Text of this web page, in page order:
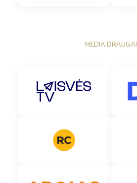
MEDIA DRAUGAI